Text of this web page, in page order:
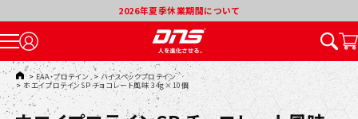
2026年夏季休業期間について
TOP
>EAA・プロテイン >ハイスペックプロテイン
> ホエイプロテインSP チョコレート風味 34g×10個